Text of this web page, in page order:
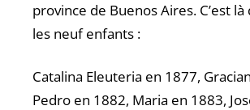
province de Buenos Aires. C’est
les neuf enfants :
Catalina Eleuteria en 1877,
Pedro en 1882, Maria en 1883,